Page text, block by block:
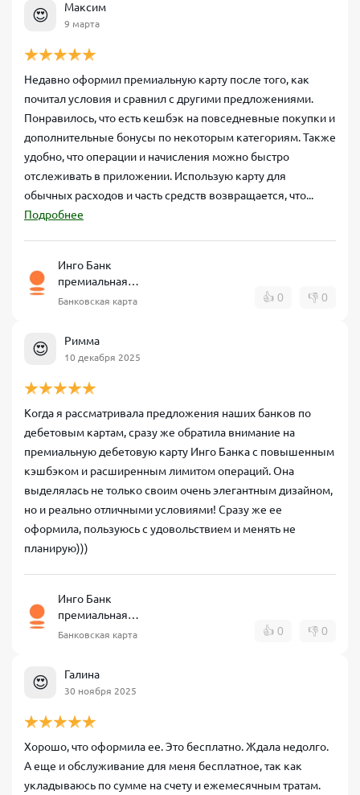
😍 Максим
9 марта
Недавно оформил премиальную карту после того, как
почитал условия и сравнил с другими предложениями.
Понравилось, что есть кешбэк на повседневные покупки и
дополнительные бонусы по некоторым категориям. Также
удобно, что операции и начисления можно быстро
отслеживать в приложении. Использую карту для
обычных расходов и часть средств возвращается, что...
Подробнее
Инго Банк
премиальная
дебетовая карта
Банковская карта 👍 0 👎 0
😍 Римма
10 декабря 2025
Когда я рассматривала предложения наших банков по
дебетовым картам, сразу же обратила внимание на
премиальную дебетовую карту Инго Банка с повышенным
кэшбэком и расширенным лимитом операций. Она
выделялась не только своим очень элегантным дизайном,
но и реально отличными условиями! Сразу же ее
оформила, пользуюсь с удовольствием и менять не
планирую)))
Инго Банк
премиальная
дебетовая карта
Банковская карта 👍 0 👎 0
😍 Галина
30 ноября 2025
Хорошо, что оформила ее. Это бесплатно. Ждала недолго.
А еще и обслуживание для меня бесплатное, так как
укладываюсь по сумме на счету и ежемесячным тратам.